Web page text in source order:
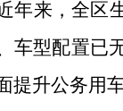
年来，全区
车型配置已
提升公务用